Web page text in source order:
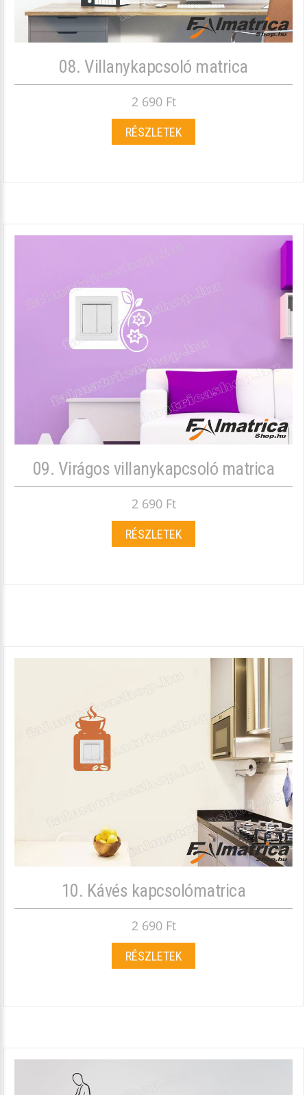
08. Villanykapcsoló matrica
2 690 Ft
RÉSZLETEK
09. Virágos villanykapcsoló matrica
2 690 Ft
RÉSZLETEK
10. Kávés kapcsolómatrica
2 690 Ft
RÉSZLETEK